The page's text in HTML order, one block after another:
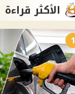
الأكثر قراءة
1